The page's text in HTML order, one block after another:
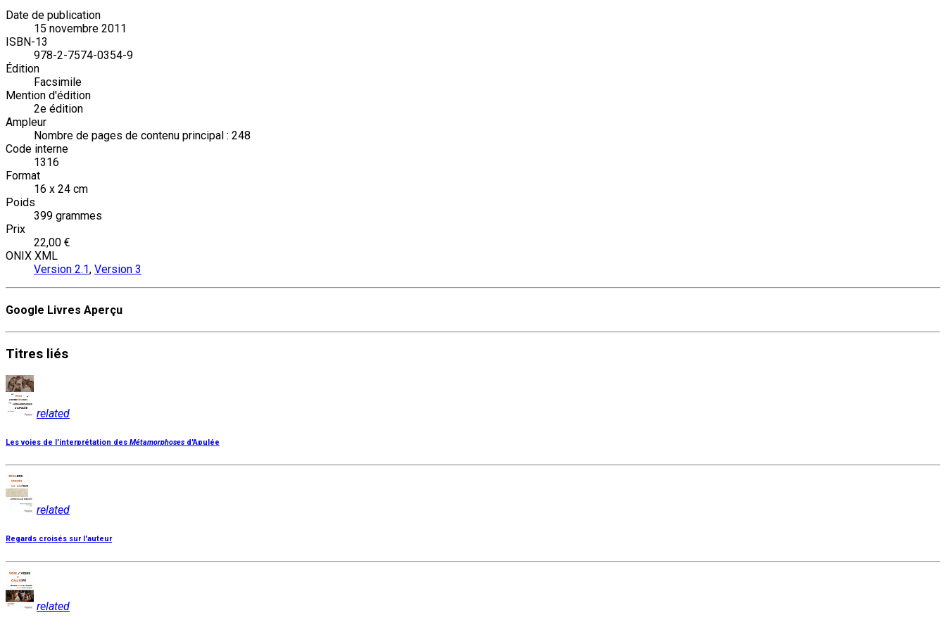
Date de publication
15 novembre 2011
ISBN-13
978-2-7574-0354-9
Édition
Facsimile
Mention d'édition
2e édition
Ampleur
Nombre de pages de contenu principal : 248
Code interne
1316
Format
16 x 24 cm
Poids
399 grammes
Prix
22,00 €
ONIX XML
Version 2.1, Version 3
Google Livres Aperçu
Titres liés
related
Les voies de l'interprétation des Métamorphoses d'Apulée
related
Regards croisés sur l'auteur
related